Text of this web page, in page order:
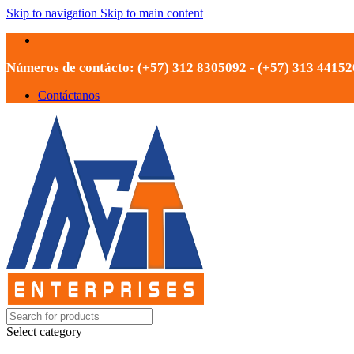
Skip to navigation Skip to main content
Números de contácto: (+57) 312 8305092 - (+57) 313
Contáctanos
Select category